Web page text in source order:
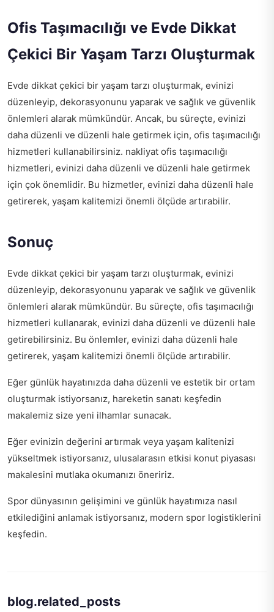
Ofis Taşımacılığı ve Evde Dikkat
Çekici Bir Yaşam Tarzı Oluşturmak
Evde dikkat çekici bir yaşam tarzı oluşturmak, evinizi
düzenleyip, dekorasyonunu yaparak ve sağlık ve güvenlik
önlemleri alarak mümkündür. Ancak, bu süreçte, evinizi
daha düzenli ve düzenli hale getirmek için, ofis taşımacılığı
hizmetleri kullanabilirsiniz. nakliyat ofis taşımacılığı
hizmetleri, evinizi daha düzenli ve düzenli hale getirmek
için çok önemlidir. Bu hizmetler, evinizi daha düzenli hale
getirerek, yaşam kalitemizi önemli ölçüde artırabilir.
Sonuç
Evde dikkat çekici bir yaşam tarzı oluşturmak, evinizi
düzenleyip, dekorasyonunu yaparak ve sağlık ve güvenlik
önlemleri alarak mümkündür. Bu süreçte, ofis taşımacılığı
hizmetleri kullanarak, evinizi daha düzenli ve düzenli hale
getirebilirsiniz. Bu önlemler, evinizi daha düzenli hale
getirerek, yaşam kalitemizi önemli ölçüde artırabilir.
Eğer günlük hayatınızda daha düzenli ve estetik bir ortam
oluşturmak istiyorsanız, hareketin sanatı keşfedin
makalemiz size yeni ilhamlar sunacak.
Eğer evinizin değerini artırmak veya yaşam kalitenizi
yükseltmek istiyorsanız, ulusalarasın etkisi konut piyasası
makalesini mutlaka okumanızı öneririz.
Spor dünyasının gelişimini ve günlük hayatımıza nasıl
etkilediğini anlamak istiyorsanız, modern spor logistiklerini
keşfedin.
blog.related_posts